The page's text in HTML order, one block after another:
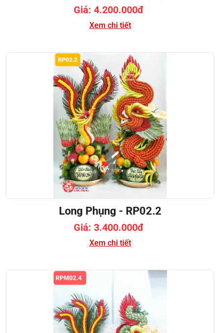
Giá: 4.200.000đ
Xem chi tiết
Long Phụng - RP02.2
Giá: 3.400.000đ
Xem chi tiết